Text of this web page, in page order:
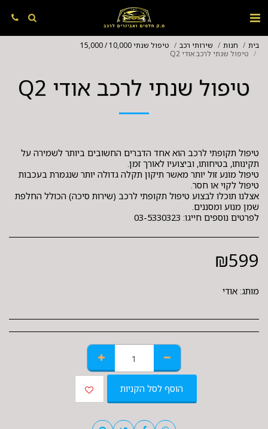
בית חנות שירותי רכב
טיפול שנתי 10,000 / 15,000
טיפול שנתי לרכב אודי Q2
טיפול שנתי לרכב אודי Q2
טיפול תקופתי לרכב הוא אחד הדברים החשובים ביותר לשמירה על
טיפול מונע זול יותר מאשר תיקון תקלה גדולה יותר שנגמרת בעכבות
אצלנו תוכלו לבצוע טיפול תקופתי לרכב (שירות סיכה) הכולל החלפת
לפרטים נוספים חייגו: 03-5330323
₪599
מותג: אודי
הוסף לסל הקניות